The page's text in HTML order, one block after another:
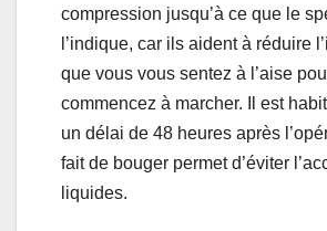
compression jusqu’à ce que le
l’indique, car ils aident à réduire
que vous vous sentez à l’aise
commencez à marcher. Il est
un délai de 48 heures après
fait de bouger permet d’éviter
liquides.